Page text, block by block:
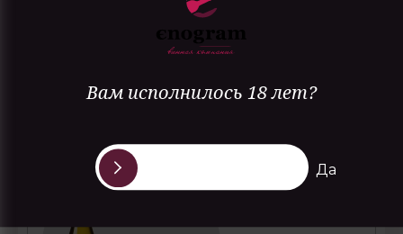
Вам исполнилось 18 лет?
Да
Белое пламя белое сухое